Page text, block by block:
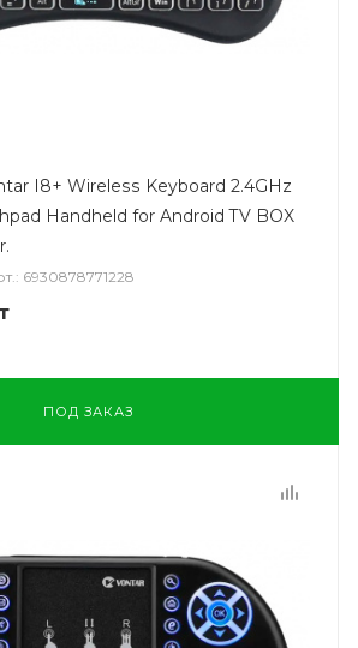
I8+ Wireless Keyboard 2.4GHz
Handheld for Android TV BOX
6930878771228
ПОД ЗАКАЗ